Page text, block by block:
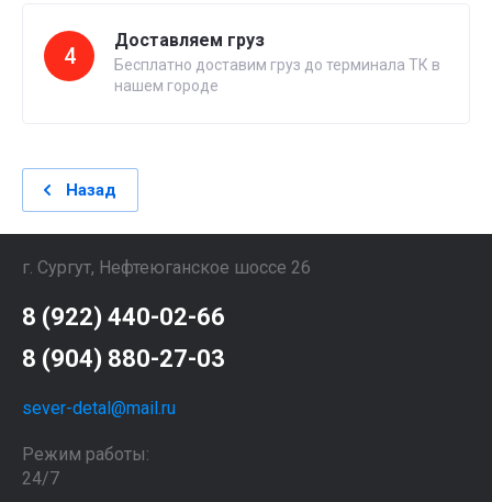
4
Доставляем груз
Бесплатно доставим груз до терминала ТК в
нашем городе
Назад
г. Сургут, Нефтеюганское шоссе 26
8 (922) 440-02-66
8 (904) 880-27-03
sever-detal@mail.ru
Режим работы:
24/7